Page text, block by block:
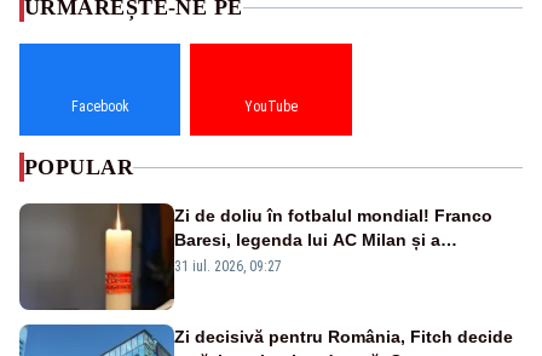
URMĂREȘTE-NE PE
Facebook YouTube
POPULAR
Zi de doliu în fotbalul mondial! Franco
Baresi, legenda lui AC Milan și a
naționalei Italiei, a murit
31 iul. 2026, 09:27
Zi decisivă pentru România, Fitch decide